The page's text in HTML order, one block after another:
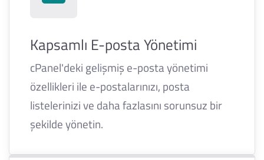
Kapsamlı E-posta Yönetimi
cPanel'deki gelişmiş e-posta yönetimi
özellikleri ile e-postalarınızı, posta
listelerinizi ve daha fazlasını sorunsuz bir
şekilde yönetin.